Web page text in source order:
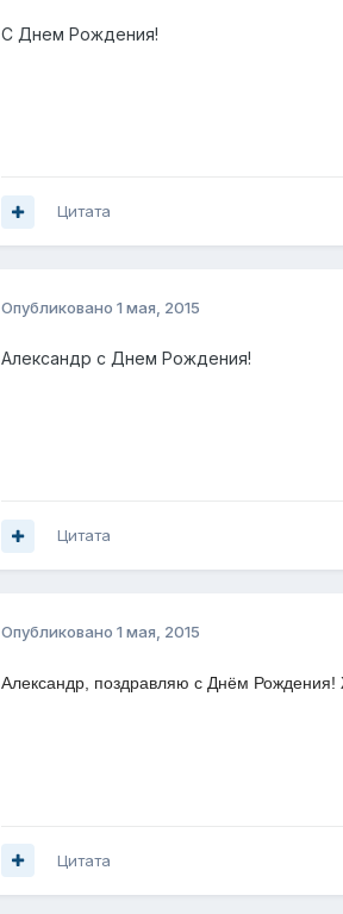
С Днем Рождения!
Цитата
Опубликовано 1 мая, 2015
Александр с Днем Рождения!
Цитата
Опубликовано 1 мая, 2015
Александр, поздравляю с Днём Рождения!
Цитата